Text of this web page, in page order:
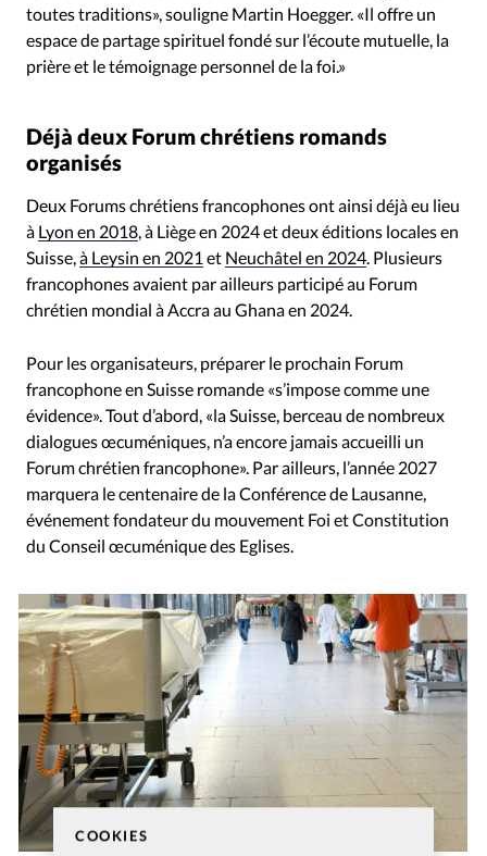
COOKIES
toutes traditions», souligne Martin Hoegger. «Il offre un
espace de partage spirituel fondé sur l’écoute mutuelle, la
prière et le témoignage personnel de la foi.»
Déjà deux Forum chrétiens romands
organisés
Deux Forums chrétiens francophones ont ainsi déjà eu lieu
à Lyon en 2018, à Liège en 2024 et deux éditions locales en
Suisse,à Leysin en 2021 et Neuchâtel en 2024. Plusieurs
francophones avaient par ailleurs participé au Forum
chrétien mondial à Accra au Ghana en 2024.
Pour les organisateurs, préparer le prochain Forum
francophone en Suisse romande «s’impose comme une
évidence». Tout d’abord, «la Suisse, berceau de nombreux
dialogues œcuméniques, n’a encore jamais accueilli un
Forum chrétien francophone». Par ailleurs, l’année 2027
marquera le centenaire de la Conférence de Lausanne,
événement fondateur du mouvement Foi et Constitution
du Conseil œcuménique des Eglises.